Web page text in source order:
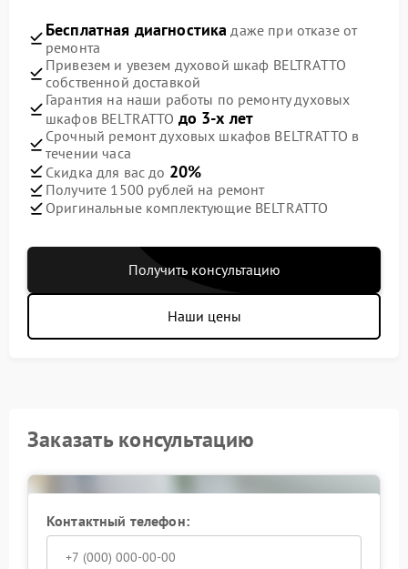
Бесплатная диагностика даже при отказе от
ремонта
Привезем и увезем духовой шкаф BELTRATTO
собственной доставкой
Гарантия на наши работы по ремонту духовых
шкафов BELTRATTO до 3-х лет
Срочный ремонт духовых шкафов BELTRATTO в
течении часа
Скидка для вас до 20%
Получите 1500 рублей на ремонт
Оригинальные комплектующие BELTRATTO
Получить консультацию
Наши цены
Заказать консультацию
Контактный телефон: